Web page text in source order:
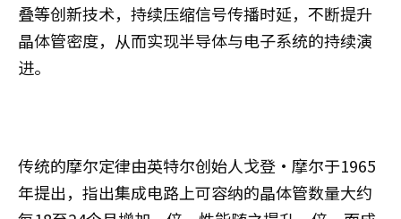
叠等创新技术，持续压缩信号传播时延，不断提升
晶体管密度，从而实现半导体与电子系统的持续演
进。
传统的摩尔定律由英特尔创始人戈登·摩尔于1965
年提出，指出集成电路上可容纳的晶体管数量大约